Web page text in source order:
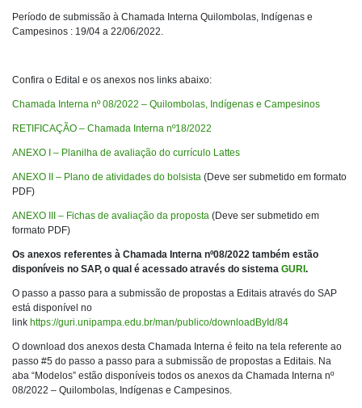
Período de submissão à Chamada Interna Quilombolas, Indígenas e
Campesinos : 19/04 a 22/06/2022.
Confira o Edital e os anexos nos links abaixo:
Chamada Interna nº 08/2022 – Quilombolas, Indígenas e Campesinos
RETIFICAÇÃO – Chamada Interna nº18/2022
ANEXO I – Planilha de avaliação do currículo Lattes
ANEXO II – Plano de atividades do bolsista (Deve ser submetido em formato
PDF)
ANEXO III – Fichas de avaliação da proposta (Deve ser submetido em
formato PDF)
Os anexos referentes à Chamada Interna nº08/2022 também estão
disponíveis no SAP, o qual é acessado através do sistema GURI .
O passo a passo para a submissão de propostas a Editais através do SAP
está disponível no
link https://guri.unipampa.edu.br/man/publico/downloadById/84
O download dos anexos desta Chamada Interna é feito na tela referente ao
passo #5 do passo a passo para a submissão de propostas a Editais. Na
aba “Modelos” estão disponíveis todos os anexos da Chamada Interna nº
08/2022 – Quilombolas, Indígenas e Campesinos.